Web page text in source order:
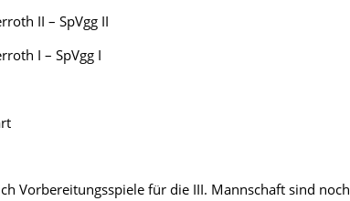
II – SpVgg II
I – SpVgg I
Vorbereitungsspiele für die III. Mannschaft sind noch